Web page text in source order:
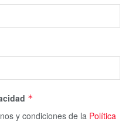
*
y condiciones de la Política